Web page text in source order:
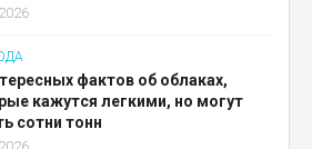
фактов об облаках,
кажутся легкими, но могут
сотни тонн